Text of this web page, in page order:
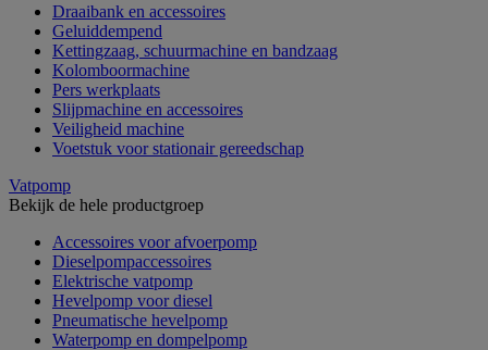
Draaibank en accessoires
Geluiddempend
Kettingzaag, schuurmachine en bandzaag
Kolomboormachine
Pers werkplaats
Slijpmachine en accessoires
Veiligheid machine
Voetstuk voor stationair gereedschap
Vatpomp
Bekijk de hele productgroep
Accessoires voor afvoerpomp
Dieselpompaccessoires
Elektrische vatpomp
Hevelpomp voor diesel
Pneumatische hevelpomp
Waterpomp en dompelpomp